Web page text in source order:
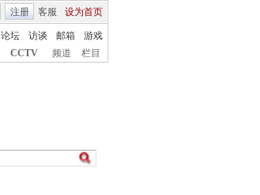
客服 设为首页
注册
论坛 访谈 邮箱
游戏
CCTV 频道 栏目